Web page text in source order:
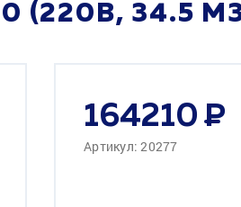
(220В, 34.5
164210
Артикул: 20277